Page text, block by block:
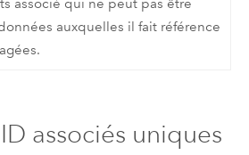
associé qui ne peut pas être
auxquelles il fait référence
associés uniques